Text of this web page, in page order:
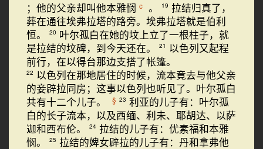
；他的父亲却叫他本雅悯 c 。 19 拉结归真了，
葬在通往埃弗拉塔的路旁。埃弗拉塔就是伯利
恒。
20 叶尔孤白在她的坟上立了一根柱子，就
是拉结的坟碑，到今天还在。
21 以色列又起程
前行，在以得台那边支搭了帐篷。
22 以色列在那地居住的时候，流本竟去与他父亲
的妾辟拉同房；这事以色列也听见了。叶尔孤白
共有十二个儿子。
§ 23 利亚的儿子有：叶尔孤
白的长子流本，以及西缅、利未、耶胡达、以萨
迦和西布伦。
24 拉结的儿子有：优素福和本雅
悯。
25 拉结的婢女辟拉的儿子有：丹和拿弗他